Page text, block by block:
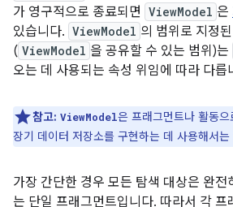
가 영구적으로 종료되면 ViewModel 은
있습니다. ViewModel 의 범위로 지정
( ViewModel 을 공유할 수 있는 범위)는
오는 데 사용되는 속성 위임에 따라 다릅
참고: ViewModel은 프래그먼트나 활동
장기 데이터 저장소를 구현하는 데 사용해서는
가장 간단한 경우 모든 탐색 대상은 완전
는 단일 프래그먼트입니다. 따라서 각 프